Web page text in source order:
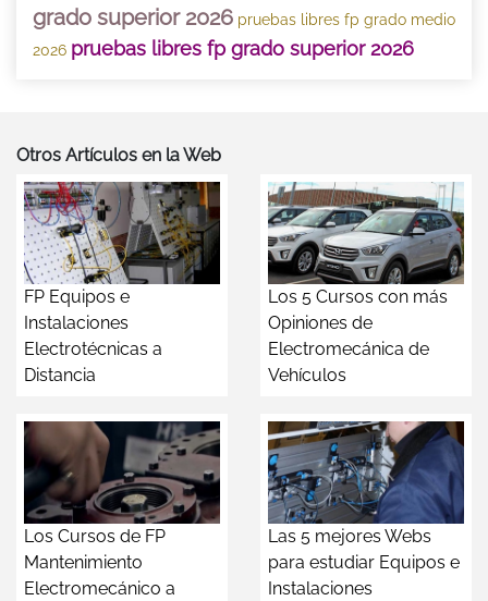
grado superior 2026 pruebas libres fp grado medio
2026 pruebas libres fp grado superior 2026
Otros Artículos en la Web
FP Equipos e
Instalaciones
Electrotécnicas a
Distancia
Los 5 Cursos con más
Opiniones de
Electromecánica de
Vehículos
Los Cursos de FP
Mantenimiento
Electromecánico a
Las 5 mejores Webs
para estudiar Equipos e
Instalaciones